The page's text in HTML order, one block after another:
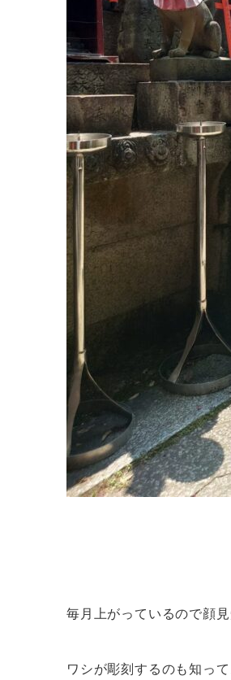
毎月上がっているので顔見
ワシが彫刻するのも知っ